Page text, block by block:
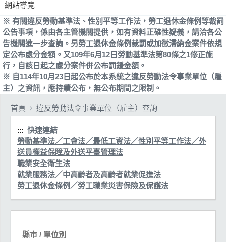
網站導覽
※ 有關違反勞動基準法、性別平等工作法，勞工退休金條例等裁罰
公告事項，係由各主管機關提供，如有資料正確性疑義，請洽各公
告機關進一步查詢。另勞工退休金條例裁罰或加徵滯納金案件依規
定公布處分金額。又109年6月12日勞動基準法第80條之1修正施
行，自該日起之處分案件併公布罰鍰金額。
※ 自114年10月23日起公布於本系統之違反勞動法令事業單位（雇
主）之資訊，應持續公布，無公布期間之限制。
首頁 違反勞動法令事業單位（雇主）查詢
::: 快速連結
勞動基準法／工會法／最低工資法／性別平等工作法／外
送員權益保障及外送平臺管理法
職業安全衛生法
就業服務法／中高齡者及高齡者就業促進法
勞工退休金條例／勞工職業災害保險及保護法
縣市 / 單位別